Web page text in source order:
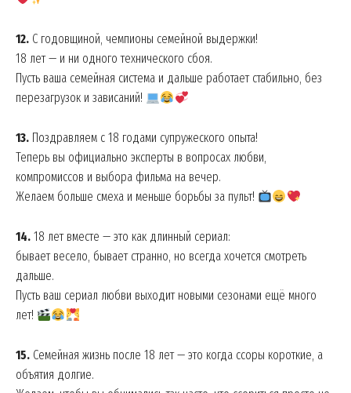
12. С годовщиной, чемпионы семейной выдержки!
18 лет — и ни одного технического сбоя.
Пусть ваша семейная система и дальше работает стабильно, без
перезагрузок и зависаний!
13. Поздравляем с 18 годами супружеского опыта!
Теперь вы официально эксперты в вопросах любви,
компромиссов и выбора фильма на вечер.
Желаем больше смеха и меньше борьбы за пульт!
14. 18 лет вместе — это как длинный сериал:
бывает весело, бывает странно, но всегда хочется смотреть
дальше.
Пусть ваш сериал любви выходит новыми сезонами ещё много
лет!
15. Семейная жизнь после 18 лет — это когда ссоры короткие, а
объятия долгие.